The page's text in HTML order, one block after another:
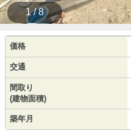
1 / 8
価格
交通
間取り
(建物面積)
築年月